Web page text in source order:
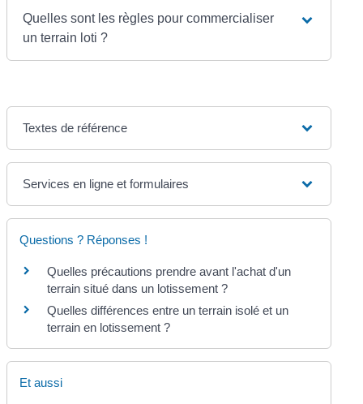
Quelles sont les règles pour commercialiser
un terrain loti ?
Textes de référence
Services en ligne et formulaires
Questions ? Réponses !
Quelles précautions prendre avant l'achat d'un
terrain situé dans un lotissement ?
Quelles différences entre un terrain isolé et un
terrain en lotissement ?
Et aussi